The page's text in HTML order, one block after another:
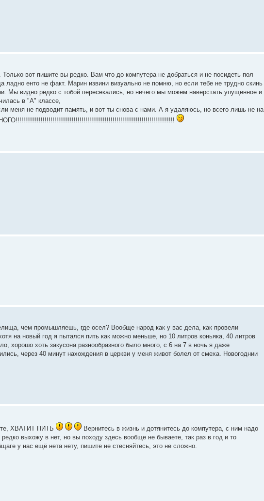
вот пишите вы редко. Вам что до компутера не добраться и не посидеть пол
енто не факт. Марин извини визуально не помню, но если тебе не трудно скинь
видно редко с тобой пересекались, но ничего мы можем наверстать упущенное и
в "А" классе,
меня не подводит память, и вот ты снова с нами. А я удаляюсь, но всего лишь не на
чем промышляешь, где осел? Вообще народ как у вас дела, как провели
на новый год я пытался пить как можно меньше, но 10 литров коньяка, 40 литров
хорошо хоть закусона разнообразного было много, с 6 на 7 в ночь я даже
через 40 минут нахождения в церкви у меня живот болел от смеха. Новогоднии
ХВАТИТ ПИТЬ
Вернитесь в жизнь и дотянитесь до компутера, с ним надо
выхожу в нет, но вы походу здесь вообще не бываете, так раз в год и то
у нас ещё нета нету, пишите не стесняйтесь, это не сложно.